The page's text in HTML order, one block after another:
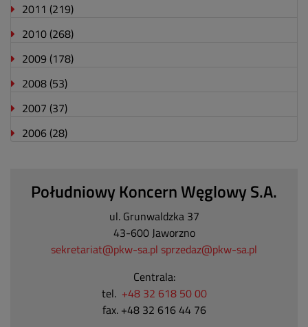
2011 (219)
2010 (268)
2009 (178)
2008 (53)
2007 (37)
2006 (28)
Południowy Koncern Węglowy S.A.
ul. Grunwaldzka 37
43-600 Jaworzno
sekretariat@pkw-sa.pl sprzedaz@pkw-sa.pl
Centrala:
tel. +48 32 618 50 00
fax. +48 32 616 44 76